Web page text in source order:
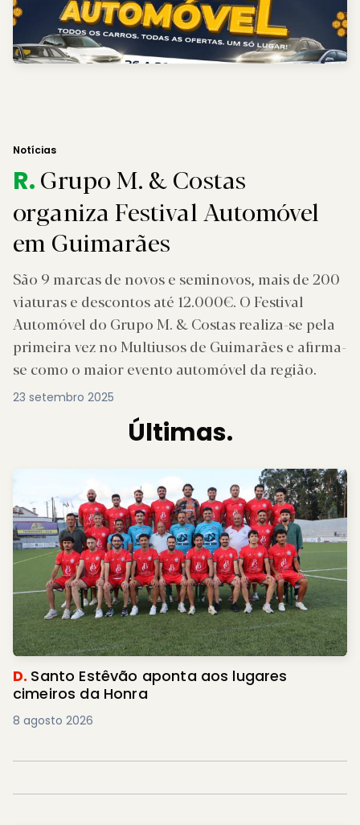
Notícias
R.Grupo M. & Costas
organiza Festival Automóvel
em Guimarães
São 9 marcas de novos e seminovos, mais de 200
viaturas e descontos até 12.000€. O Festival
Automóvel do Grupo M. & Costas realiza-se pela
primeira vez no Multiusos de Guimarães e afirma-
se como o maior evento automóvel da região.
23 setembro 2025
Últimas.
D. Santo Estêvão aponta aos lugares
cimeiros da Honra
8 agosto 2026